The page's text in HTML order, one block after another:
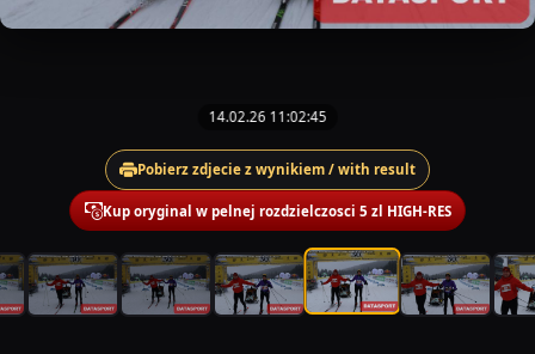
14.02.26 11:02:45
Pobierz zdjecie z wynikiem / with result
Kup oryginal w pelnej rozdzielczosci 5 zl HIGH-RES